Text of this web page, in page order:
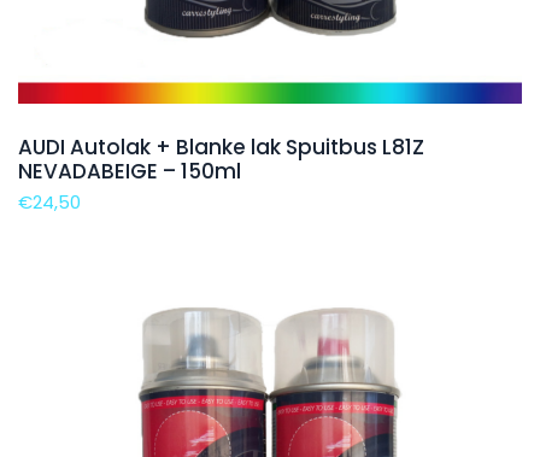
AUDI Autolak + Blanke lak Spuitbus L81Z
NEVADABEIGE – 150ml
€24,50